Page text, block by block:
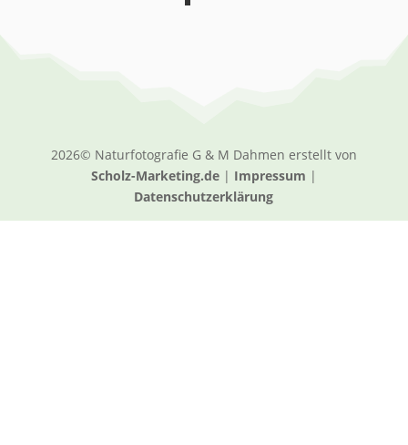
2026© Naturfotografie G & M Dahmen erstellt von
Scholz-Marketing.de| Impressum |
Datenschutzerklärung